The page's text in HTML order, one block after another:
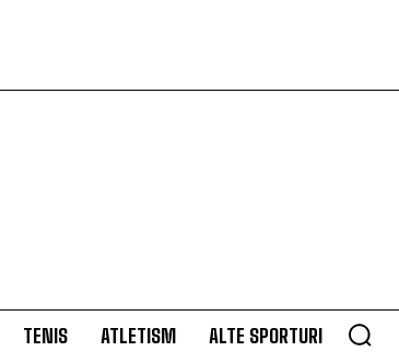
TENIS ATLETISM ALTE SPORTURI